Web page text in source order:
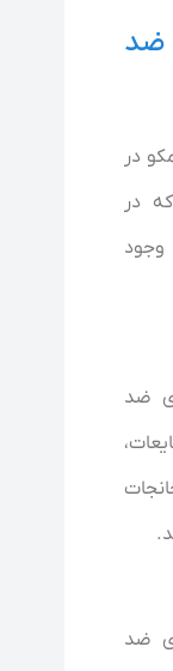
ضد
در
در
وجود
ضد
ضد